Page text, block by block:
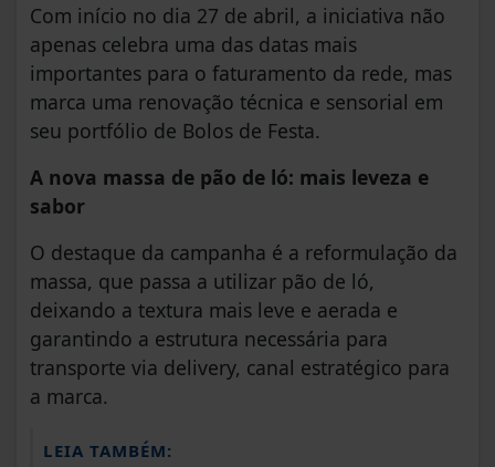
Com início no dia 27 de abril, a iniciativa não
apenas celebra uma das datas mais
importantes para o faturamento da rede, mas
marca uma renovação técnica e sensorial em
seu portfólio de Bolos de Festa.
A nova massa de pão de ló: mais leveza e
sabor
O destaque da campanha é a reformulação da
massa, que passa a utilizar pão de ló,
deixando a textura mais leve e aerada e
garantindo a estrutura necessária para
transporte via delivery, canal estratégico para
a marca.
LEIA TAMBÉM: